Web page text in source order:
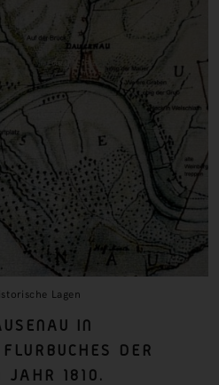
Lagen
IN
DER
JAHR 1810.